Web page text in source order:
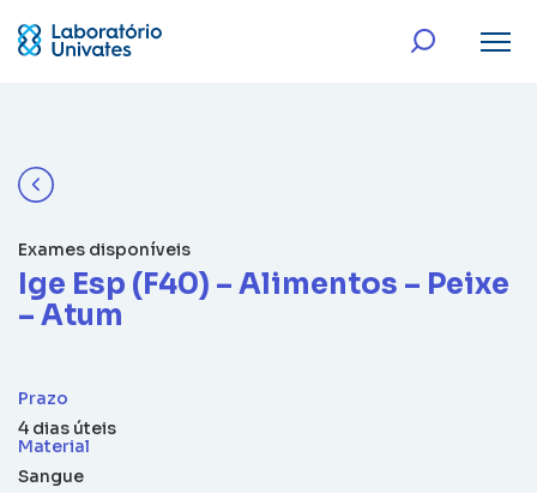
Exames disponíveis
Ige Esp (F40) – Alimentos – Peixe
– Atum
Prazo
4 dias úteis
Material
Sangue